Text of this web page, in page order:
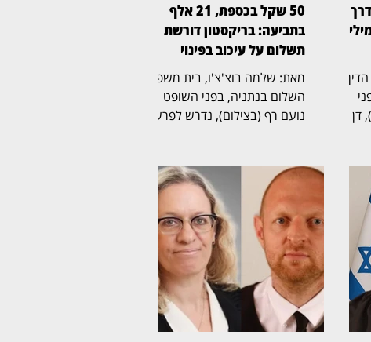
בית הדין
דן
50 שקל בכספת, 21 אלף
בתביעה: בריקסטון דורשת
תשלום על עיכוב בפינוי
מאת: שלמה בוצ'צ'ו, בית משפט
השלום בנתניה, בפני השופט
נועם רף (בצילום), נדרש לפרשה
שטר בודד של 50 שקל,
והתגלגלה לשני הליכים משפטיים
נפרדים. בריקסטון כספות פעלה
תחילה לפינוי הכספת, ובהמשך
הגישה תביעה כספית בדרישה
לתשלום של יותר מ־21 אלף שקל.
לטענת בריקסטון, רבקה פינטו
שכרה יחידת אחסון ובה הכספת
האישית, אך לא פינתה אותה עם